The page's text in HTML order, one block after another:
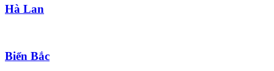
Hà Lan
Biển Bắc